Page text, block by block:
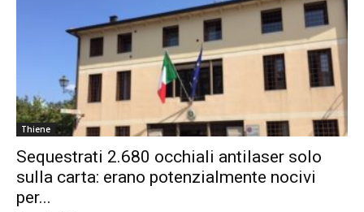
Thiene
Sequestrati 2.680 occhiali antilaser solo
sulla carta: erano potenzialmente nocivi
per...